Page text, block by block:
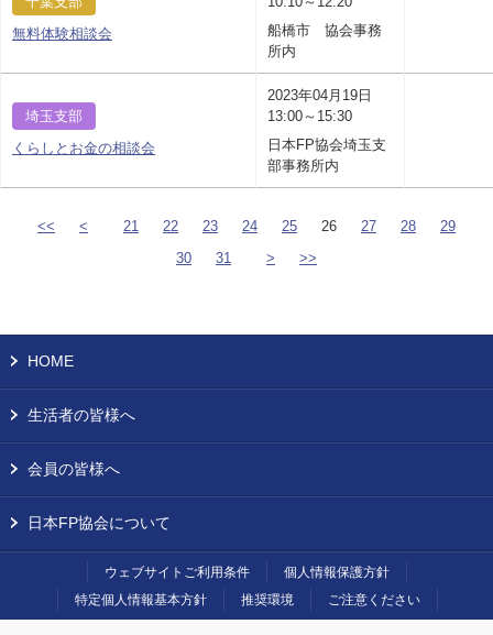
無料体験相談会
船橋市 協会事務
所内
埼玉支部
くらしとお金の相談会
2023年04月19日
13:00～15:30
日本FP協会埼玉支
部事務所内
<< < 21 22 23 24 25 26 27 28
29
30
31 > >>
HOME
生活者の皆様へ
会員の皆様へ
日本FP協会について
ウェブサイトご利用条件
個人情報保護方針
特定個人情報基本方針
推奨環境 ご注意ください